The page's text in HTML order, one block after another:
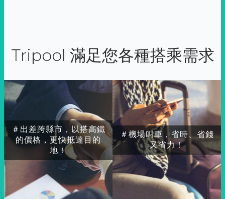
Tripool 滿足您各種搭乘需求
＃出差跨縣市，以搭高鐵
的價格，更快抵達目的
地！
＃機場叫車，省時、省錢
又省力！